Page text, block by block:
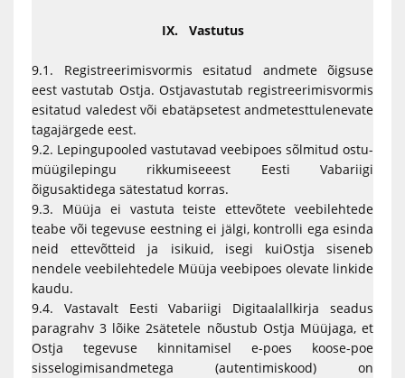
IX. Vastutus
9.1. Registreerimisvormis esitatud andmete õigsuse
eest vastutab Ostja. Ostjavastutab registreerimisvormis
esitatud valedest või ebatäpsetest andmetesttulenevate
tagajärgede eest.
9.2. Lepingupooled vastutavad veebipoes sõlmitud ostu-
müügilepingu rikkumiseeest Eesti Vabariigi
õigusaktidega sätestatud korras.
9.3. Müüja ei vastuta teiste ettevõtete veebilehtede
teabe või tegevuse eestning ei jälgi, kontrolli ega esinda
neid ettevõtteid ja isikuid, isegi kuiOstja siseneb
nendele veebilehtedele Müüja veebipoes olevate linkide
kaudu.
9.4. Vastavalt Eesti Vabariigi Digitaalallkirja seadus
paragrahv 3 lõike 2sätetele nõustub Ostja Müüjaga, et
Ostja tegevuse kinnitamisel e-poes koose-poe
sisselogimisandmetega (autentimiskood) on